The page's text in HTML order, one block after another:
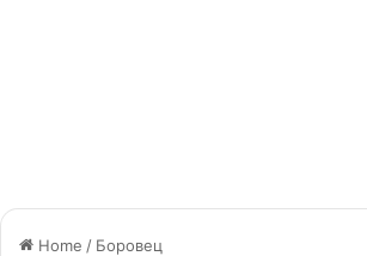
Home / Боровец